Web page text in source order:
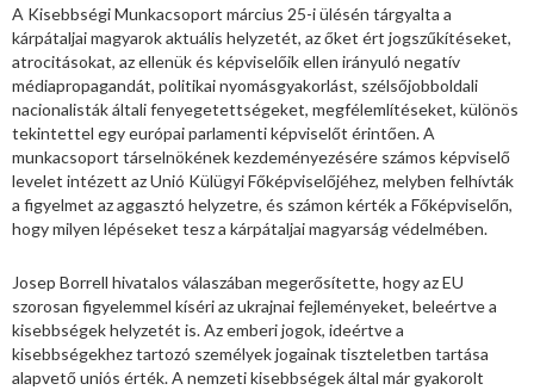
A Kisebbségi Munkacsoport március 25-i ülésén tárgyalta a
kárpátaljai magyarok aktuális helyzetét, az őket ért jogszűkítéseket,
atrocitásokat, az ellenük és képviselőik ellen irányuló negatív
médiapropagandát, politikai nyomásgyakorlást, szélsőjobboldali
nacionalisták általi fenyegetettségeket, megfélemlítéseket, különös
tekintettel egy európai parlamenti képviselőt érintően. A
munkacsoport társelnökének kezdeményezésére számos képviselő
levelet intézett az Unió Külügyi Főképviselőjéhez, melyben felhívták
a figyelmet az aggasztó helyzetre, és számon kérték a Főképviselőn,
hogy milyen lépéseket tesz a kárpátaljai magyarság védelmében.
Josep Borrell hivatalos válaszában megerősítette, hogy az EU
szorosan figyelemmel kíséri az ukrajnai fejleményeket, beleértve a
kisebbségek helyzetét is. Az emberi jogok, ideértve a
kisebbségekhez tartozó személyek jogainak tiszteletben tartása
alapvető uniós érték. A nemzeti kisebbségek által már gyakorolt